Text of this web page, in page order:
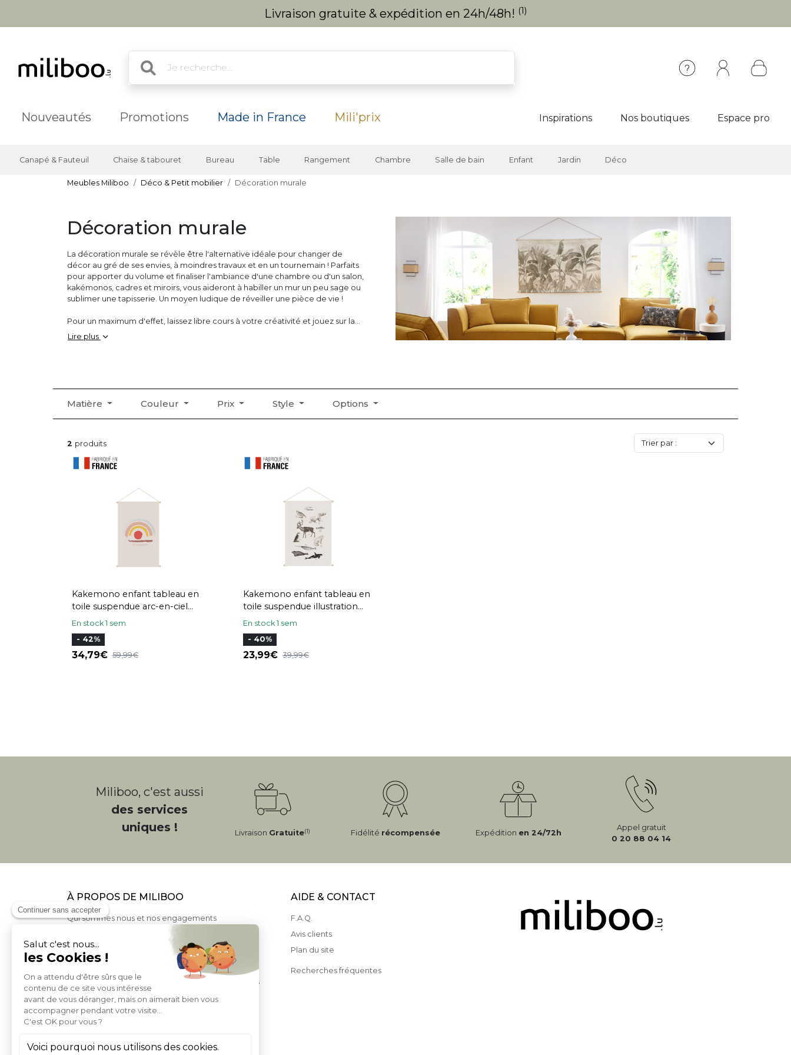
Livraison gratuite & expédition en 24h/48h! (1)
Nouveautés Promotions Made in France Mili'prix Inspirations Nos boutiques Espace pro
Canapé & Fauteuil Chaise & tabouret Bureau Table Rangement Chambre Salle de bain Enfant Jardin Déco
Meubles Miliboo Déco & Petit mobilier Décoration murale
Décoration murale
La décoration murale se révèle être l'alternative idéale pour changer de
décor au gré de ses envies, à moindres travaux et en un tournemain ! Parfaits
pour apporter du volume et finaliser l'ambiance d'une chambre ou d'un salon,
kakémonos, cadres et miroirs, vous aideront à habiller un mur un peu sage ou
sublimer une tapisserie. Un moyen ludique de réveiller une pièce de vie !
Pour un maximum d'effet, laissez libre cours à votre créativité et jouez sur la
grande tendance déco de « l'accumulation » ! Mise en scène pointilleuse ou
jeu d'asymétrie, variez les tailles et les styles de vos accessoires déco muraux
Lire plus
Matière Couleur Prix Style Options
2 produits
Kakemono enfant tableau en
toile suspendue arc-en-ciel
L40 x H60 cm HAPPY
En stock 1 sem
- 42%
34,79 59,99
Kakemono enfant tableau en
toile suspendue illustration
animaux polaires L40 x H60
cm POLAR
En stock 1 sem
- 40%
23,99 39,99
Miliboo, c'est aussi
des services
uniques !
Livraison Gratuite(1) Fidélité récompensée Expédition en 24/72h
Appel gratuit
0 20 88 04 14
À PROPOS DE MILIBOO
Qui sommes nous et nos engagements
Livraison
Conditions générales de Vente
Politique de protection des données personnelles
Conditions générales d'utilisation du site
Droits informatique et libertés
Rejoignez-nous
AIDE & CONTACT
F.A.Q.
Avis clients
Plan du site
Recherches fréquentes